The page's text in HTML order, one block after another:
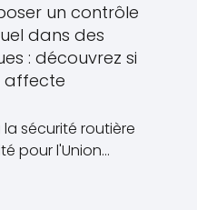
un contrôle
dans des
: découvrez si
affecte
sécurité routière
pour l'Union…